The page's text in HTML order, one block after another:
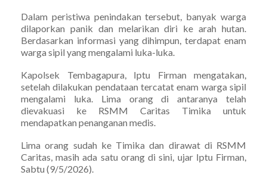
Dalam peristiwa penindakan tersebut, banyak warga
dilaporkan panik dan melarikan diri ke arah hutan.
Berdasarkan informasi yang dihimpun, terdapat enam
warga sipil yang mengalami luka-luka.
Kapolsek Tembagapura, Iptu Firman mengatakan,
setelah dilakukan pendataan tercatat enam warga sipil
mengalami luka. Lima orang di antaranya telah
dievakuasi ke RSMM Caritas Timika untuk
mendapatkan penanganan medis.
Lima orang sudah ke Timika dan dirawat di RSMM
Caritas, masih ada satu orang di sini, ujar Iptu Firman,
Sabtu (9/5/2026).